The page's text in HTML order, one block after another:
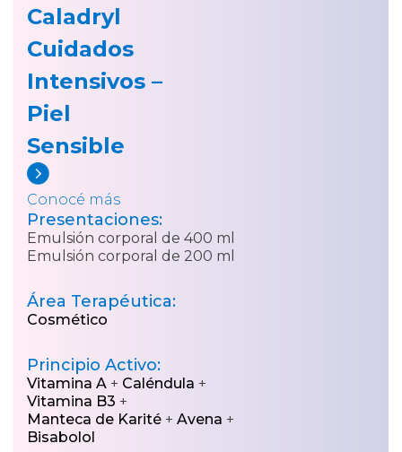
Caladryl
Cuidados
Intensivos –
Piel
Sensible
Conocé más
Presentaciones:
Emulsión corporal de 400 ml
Emulsión corporal de 200 ml
Área Terapéutica:
Cosmético
Principio Activo:
Vitamina A + Caléndula +
Vitamina B3 +
Manteca de Karité + Avena +
Bisabolol